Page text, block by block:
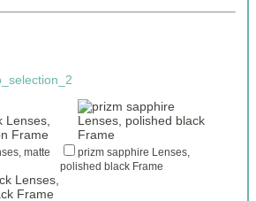
matte
prizm sapphire Lenses,
polished black Frame